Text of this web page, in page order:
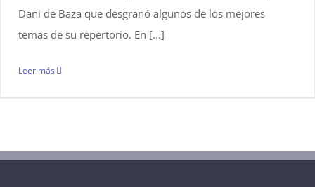
Dani de Baza que desgranó algunos de los mejores
temas de su repertorio. En [...]
Leer más